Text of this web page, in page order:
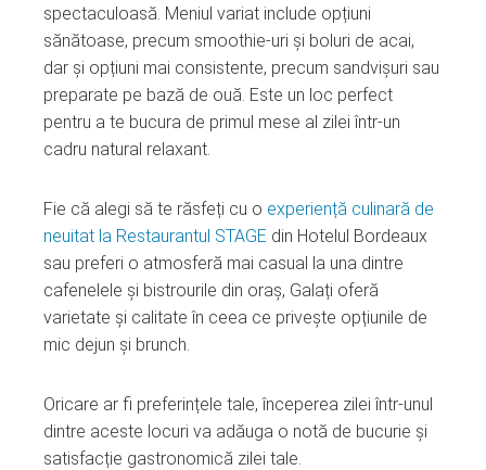
spectaculoasă. Meniul variat include opțiuni
sănătoase, precum smoothie-uri și boluri de acai,
dar și opțiuni mai consistente, precum sandvișuri sau
preparate pe bază de ouă. Este un loc perfect
pentru a te bucura de primul mese al zilei într-un
cadru natural relaxant.
Fie că alegi să te răsfeți cu o experiență culinară de
neuitat la Restaurantul STAGE din Hotelul Bordeaux
sau preferi o atmosferă mai casual la una dintre
cafenelele și bistrourile din oraș, Galați oferă
varietate și calitate în ceea ce privește opțiunile de
mic dejun și brunch.
Oricare ar fi preferințele tale, începerea zilei într-unul
dintre aceste locuri va adăuga o notă de bucurie și
satisfacție gastronomică zilei tale.